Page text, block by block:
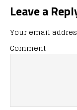
Leave a
Your email
Comment